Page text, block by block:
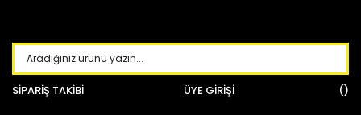
SİPARİŞ TAKİBİ ÜYE GİRİŞİ